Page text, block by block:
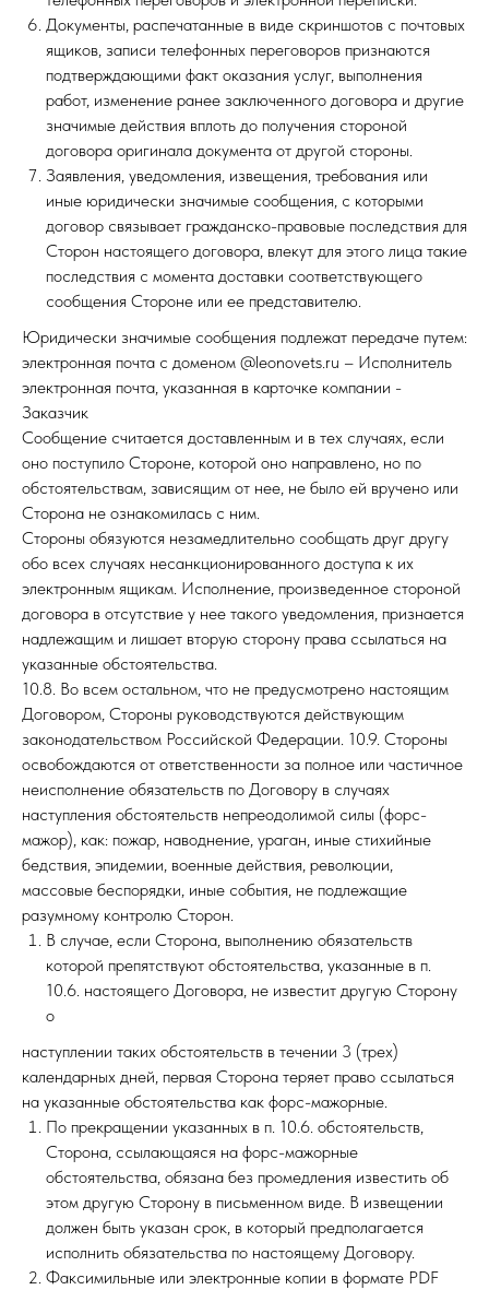
Документы, распечатанные в виде скриншотов с почтовых
ящиков, записи телефонных переговоров признаются
подтверждающими факт оказания услуг, выполнения
работ, изменение ранее заключенного договора и другие
значимые действия вплоть до получения стороной
договора оригинала документа от другой стороны.
Заявления, уведомления, извещения, требования или
иные юридически значимые сообщения, с которыми
договор связывает гражданско-правовые последствия для
Сторон настоящего договора, влекут для этого лица такие
последствия с момента доставки соответствующего
сообщения Стороне или ее представителю.
Юридически значимые сообщения подлежат передаче путем:
электронная почта с доменом @leonovets.ru – Исполнитель
электронная почта, указанная в карточке компании -
Заказчик
Сообщение считается доставленным и в тех случаях, если
оно поступило Стороне, которой оно направлено, но по
обстоятельствам, зависящим от нее, не было ей вручено или
Сторона не ознакомилась с ним.
Стороны обязуются незамедлительно сообщать друг другу
обо всех случаях несанкционированного доступа к их
электронным ящикам. Исполнение, произведенное стороной
договора в отсутствие у нее такого уведомления, признается
надлежащим и лишает вторую сторону права ссылаться на
указанные обстоятельства.
10.8. Во всем остальном, что не предусмотрено настоящим
Договором, Стороны руководствуются действующим
законодательством Российской Федерации. 10.9. Стороны
освобождаются от ответственности за полное или частичное
неисполнение обязательств по Договору в случаях
наступления обстоятельств непреодолимой силы (форс-
мажор), как: пожар, наводнение, ураган, иные стихийные
бедствия, эпидемии, военные действия, революции,
массовые беспорядки, иные события, не подлежащие
разумному контролю Сторон.
В случае, если Сторона, выполнению обязательств
которой препятствуют обстоятельства, указанные в п.
10.6. настоящего Договора, не известит другую Сторону
о
наступлении таких обстоятельств в течении 3 (трех)
календарных дней, первая Сторона теряет право ссылаться
на указанные обстоятельства как форс-мажорные.
По прекращении указанных в п. 10.6. обстоятельств,
Сторона, ссылающаяся на форс-мажорные
обстоятельства, обязана без промедления известить об
этом другую Сторону в письменном виде. В извещении
должен быть указан срок, в который предполагается
исполнить обязательства по настоящему Договору.
Факсимильные или электронные копии в формате PDF